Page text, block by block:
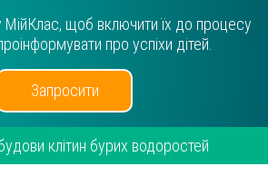
МійКлас, щоб включити їх до процесу
про успіхи дітей.
Запросити
клітин бурих водоростей